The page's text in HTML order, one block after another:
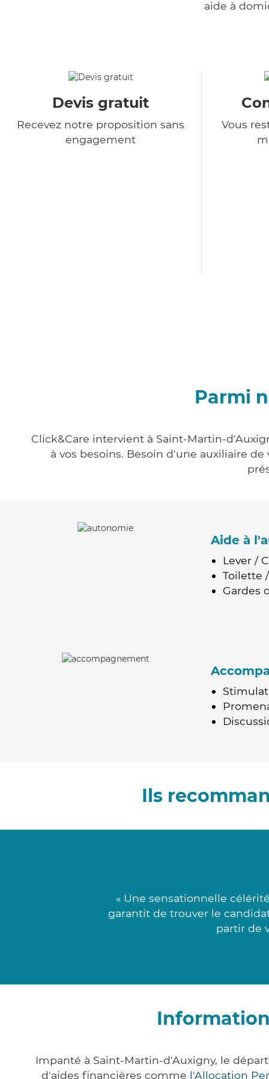
aide à
Devis gratuit
Recevez notre proposition sans
engagement
Vous
Parmi
Click&Care intervient à Saint-Martin-
à vos besoins. Besoin d'une auxiliaire
Aide à
Lever /
Toilette
Gardes
Ils
« Une sensationnelle
garantit de trouver le
partir de
Impanté à Saint-Martin-d'Auxigny, le
d'aides financières comme l'Allocation